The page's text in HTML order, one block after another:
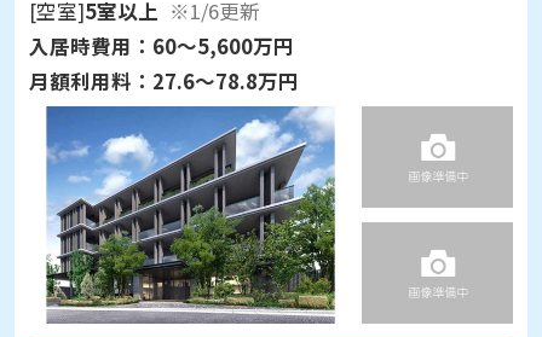
月額利用料：27.6～78.8万円
詳細情報を見る